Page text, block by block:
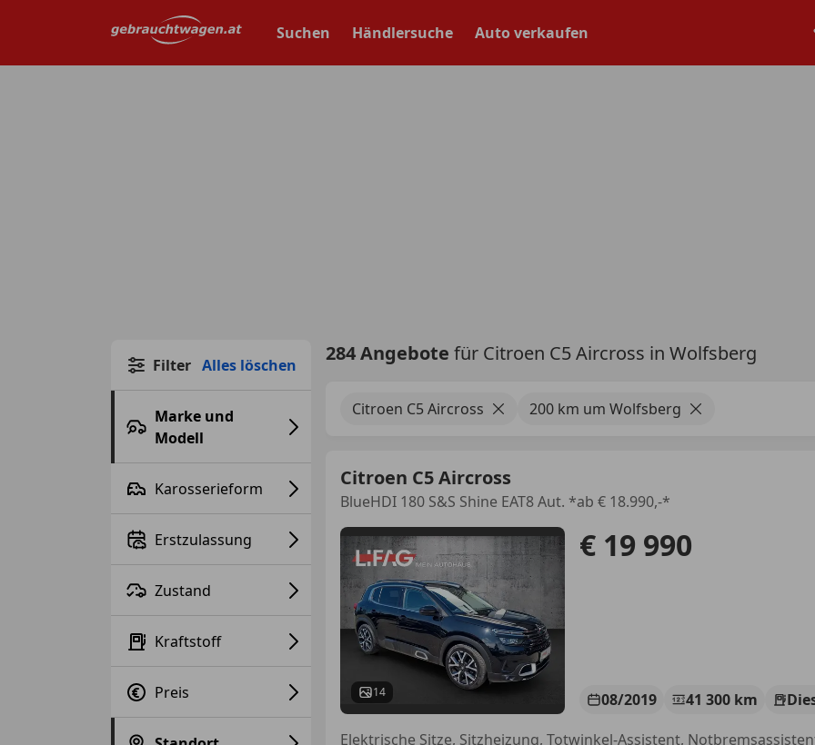
Suchen Händlersuche Auto verkaufen
Filter Alles löschen
Marke und
Modell
Karosserieform
Erstzulassung
Zustand
Kraftstoff
Preis
284 Angebote für Citroen C5 Aircross in Wolfsberg
Citroen C5 Aircross 200 km um Wolfsberg
Citroen C5 Aircross
BlueHDI 180 S&S Shine EAT8 Aut. *ab € 18.990,-*
14
€ 19 990
08/2019 41 300 km